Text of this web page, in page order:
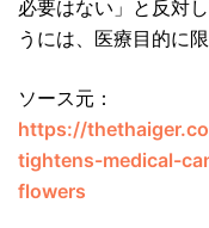
必要はない」と反対
うには、医療目的に
ソース元：
https://
tightens-medical-
flowers